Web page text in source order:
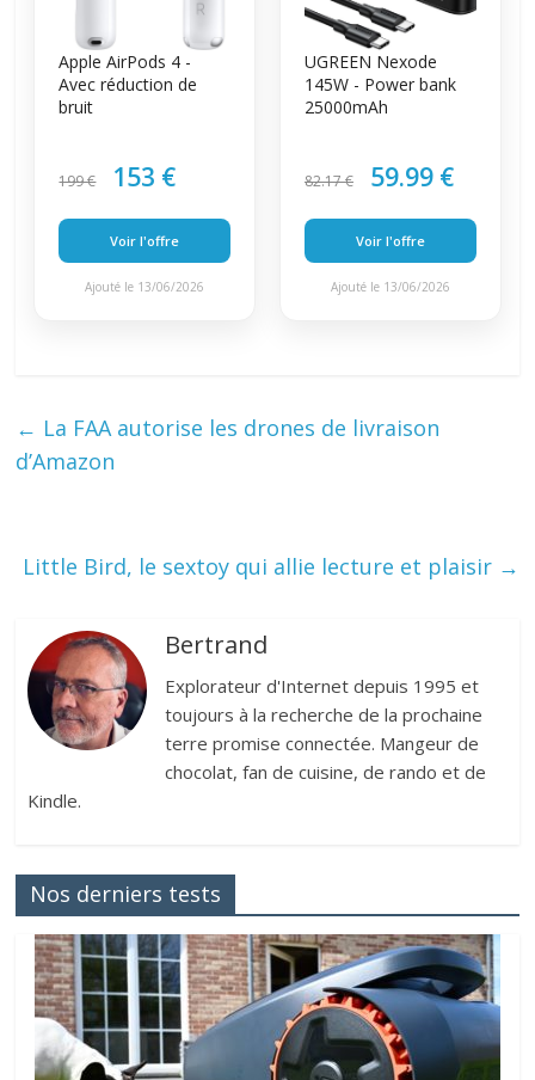
Apple AirPods 4 -
Avec réduction de
bruit
199 € 153 €
Voir l'offre
Ajouté le 13/06/2026
UGREEN Nexode
145W - Power bank
25000mAh
82.17 € 59.99 €
Voir l'offre
Ajouté le 13/06/2026
← La FAA autorise les drones de livraison
d’Amazon
Little Bird, le sextoy qui allie lecture et plaisir →
Bertrand
Explorateur d'Internet depuis 1995 et
toujours à la recherche de la prochaine
terre promise connectée. Mangeur de
chocolat, fan de cuisine, de rando et de
Kindle.
Nos derniers tests